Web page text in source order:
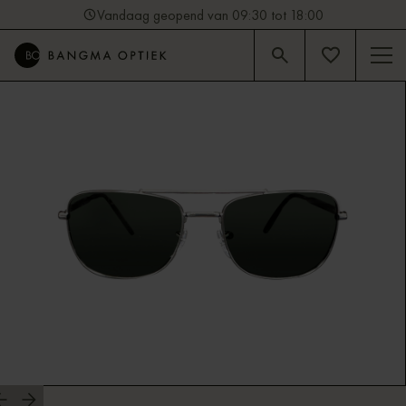
Vandaag geopend van 09:30 tot 18:00
4.9
Beoordeling op Google (92)